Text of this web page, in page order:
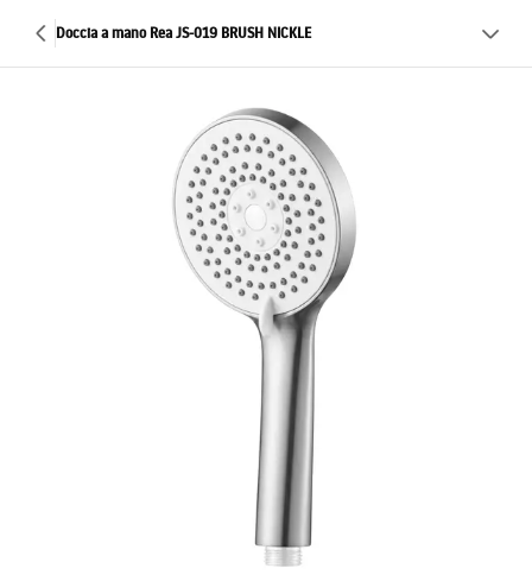
Doccia a mano Rea JS-019 BRUSH NICKLE